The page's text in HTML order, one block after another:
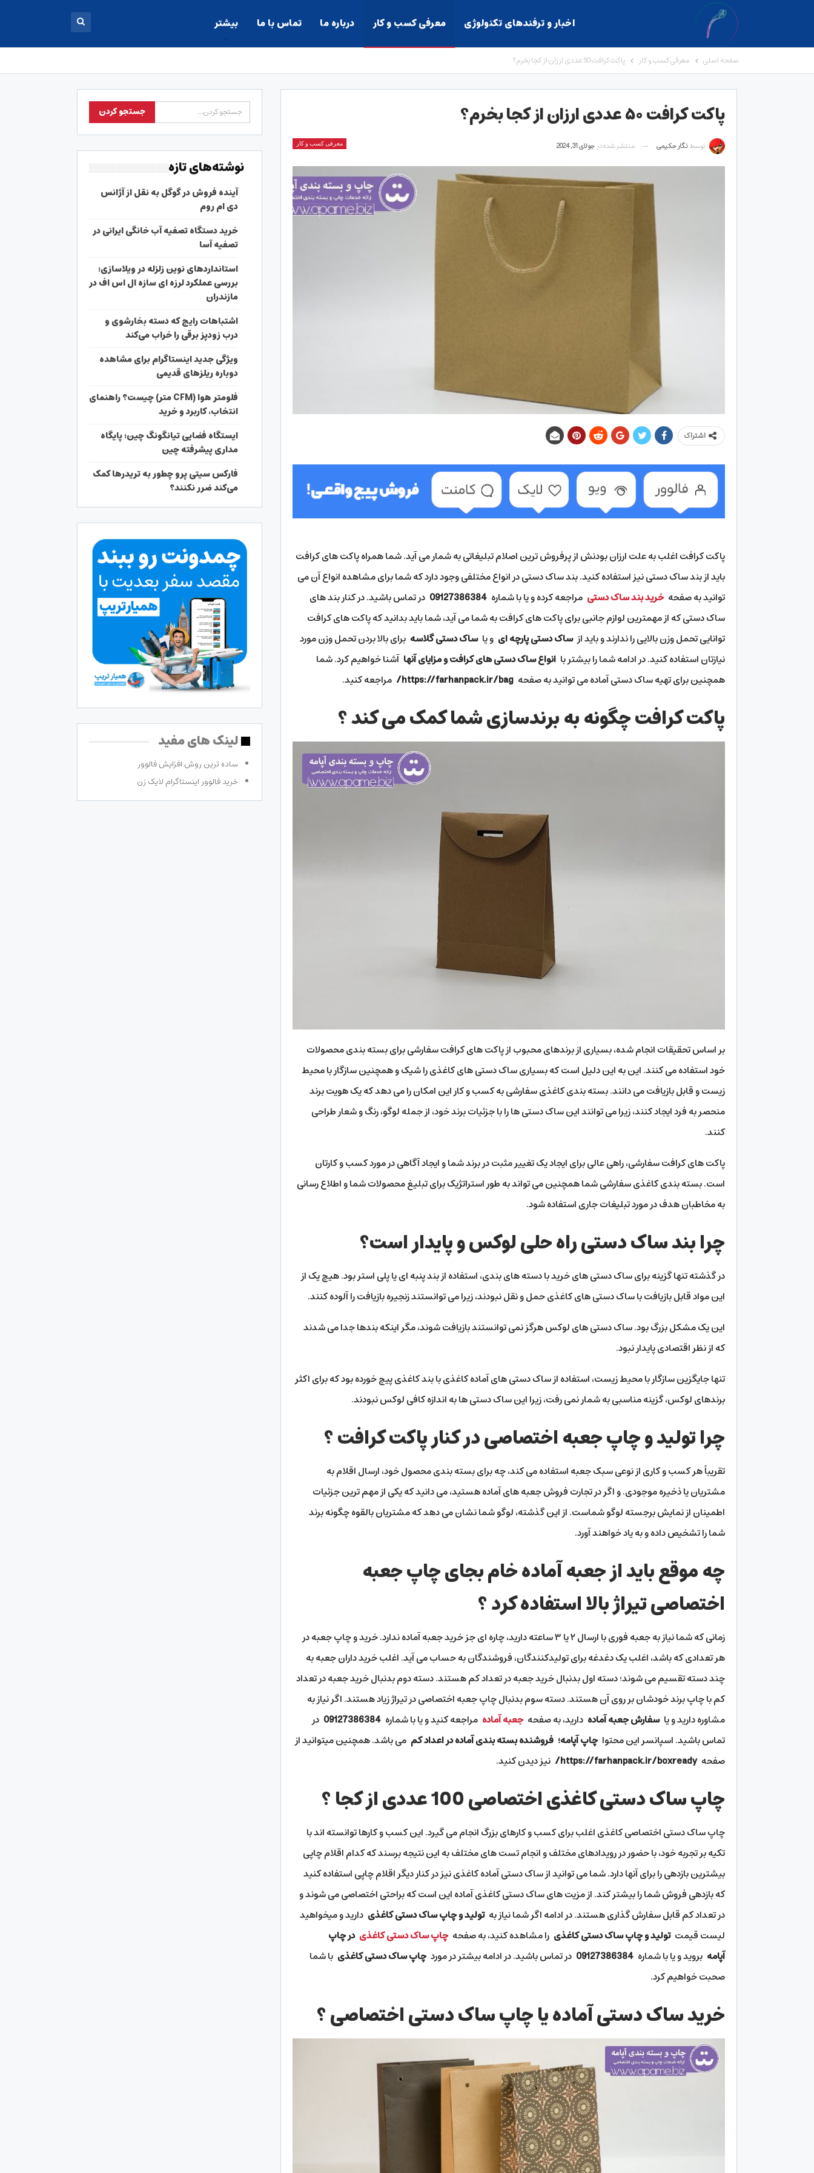
اخبار و ترفندهای تکنولوژی معرفی کسب و کار درباره ما تماس با ما بیشتر
صفحه اصلی معرفی کسب و کار پاکت کرافت 50 عددی ارزان از کجا بخرم؟
پاکت کرافت ۵۰ عددی ارزان از کجا بخرم؟
معرفی کسب و کار توسط نگار حکیمی منتشر شده در جولای 31, 2024
اشتراک
پاکت کرافت اغلب به علت ارزان بودنش از پرفروش ترین اصلام تبلیغاتی به شمار می آید. شما همراه پاکت های کرافت
باید از بند ساک دستی نیز استفاده کنید. بند ساک دستی در انواع مختلفی وجود دارد که شما برای مشاهده انواع آن می
توانید به صفحهخرید بند ساک دستی مراجعه کرده و یا با شماره 09127386384 در تماس باشید. در کنار بند های
ساک دستی که از مهمترین لوازم جانبی برای پاکت های کرافت به شما می آید، شما باید بدانید که پاکت های کرافت
توانایی تحمل وزن بالایی را ندارند و باید ازساک دستی پارچه ای و یاساک دستی گلاسه برای بالا بردن تحمل وزن مورد
نیازتان استفاده کنید. در ادامه شما را بیشتر با انواع ساک دستی های کرافت و مزایای آنها آشنا خواهیم کرد. شما
همچنین برای تهیه ساک دستی آماده می توانید به صفحه https://farhanpack.ir/bag/ مراجعه کنید.
پاکت کرافت چگونه به برندسازی شما کمک می کند ؟
بر اساس تحقیقات انجام شده، بسیاری از برندهای محبوب از پاکت های کرافت سفارشی برای بسته بندی محصولات
خود استفاده می کنند. این به این دلیل است که بسیاری ساک دستی های کاغذی را شیک و همچنین سازگار با محیط
زیست و قابل بازیافت می دانند. بسته بندی کاغذی سفارشی به کسب و کار این امکان را می دهد که یک هویت برند
منحصر به فرد ایجاد کنند، زیرا می توانند این ساک دستی ها را با جزئیات برند خود، از جمله لوگو، رنگ و شعار طراحی
کنند.
پاکت های کرافت سفارشی، راهی عالی برای ایجاد یک تغییر مثبت در برند شما و ایجاد آگاهی در مورد کسب و کارتان
است. بسته بندی کاغذی سفارشی شما همچنین می تواند به طور استراتژیک برای تبلیغ محصولات شما و اطلاع رسانی
به مخاطبان هدف در مورد تبلیغات جاری استفاده شود.
چرا بند ساک دستی راه حلی لوکس و پایدار است؟
در گذشته تنها گزینه برای ساک دستی ‌های خرید با دسته‌ های بندی، استفاده از بند پنبه ‌ای یا پلی استر بود. هیچ یک از
این مواد قابل بازیافت با ساک دستی ‌های کاغذی حمل ‌و نقل نبودند، زیرا می ‌توانستند زنجیره بازیافت را آلوده کنند.
این یک مشکل بزرگ بود. ساک دستی های لوکس هرگز نمی ‌توانستند بازیافت شوند، مگر اینکه بند‌ها جدا می‌ شدند
که از نظر اقتصادی پایدار نبود.
تنها جایگزین سازگار با محیط زیست، استفاده از ساک دستی ‌های آماده کاغذی با بند کاغذی پیچ خورده بود که برای اکثر
برندهای لوکس، گزینه مناسبی به شمار نمی ‌رفت، زیرا این ساک دستی ها به اندازه کافی لوکس نبودند.
چرا تولید و چاپ جعبه اختصاصی در کنار پاکت کرافت ؟
تقریباً هر کسب‌ و کاری از نوعی سبک جعبه استفاده می‌ کند، چه برای بسته ‌بندی محصول خود، ارسال اقلام به
مشتریان یا ذخیره موجودی. و اگر در تجارت فروش جعبه ‌های آماده هستید، می ‌دانید که یکی از مهم ‌ترین جزئیات
اطمینان از نمایش برجسته لوگو شماست. از این گذشته، لوگو شما نشان می ‌دهد که مشتریان بالقوه چگونه برند
شما را تشخیص داده و به یاد خواهند آورد.
چه موقع باید از جعبه آماده خام بجای چاپ جعبه
اختصاصی تیراژ بالا استفاده کرد ؟
زمانی که شما نیاز به جعبه فوری با ارسال ۲ یا ۳ ساعته دارید، چاره ای جز خرید جعبه آماده ندارد. خرید و چاپ جعبه در
هر تعدادی که باشد، اغلب یک دغدغه برای تولیدکنندگان، فروشندگان به حساب می آید. اغلب خرید داران جعبه به
چند دسته تقسیم می شوند؛ دسته اول بدنبال خرید جعبه در تعداد کم هستند. دسته دوم بدنبال خرید جعبه در تعداد
کم با چاپ برند خودشان بر روی آن هستند. دسته سوم بدنبال چاپ جعبه اختصاصی در تیراژ زیاد هستند. اگر نیاز به
مشاوره دارید و یاسفارش جعبه آماده دارید، به صفحهجعبه آماده مراجعه کنید و یا با شماره 09127386384 در
تماس باشید. اسپانسر این محتواچاپ آپامه؛ فروشنده بسته بندی آماده در اعداد کم می باشد. همچنین میتوانید از
صفحهhttps://farhanpack.ir/boxready/ نیز دیدن کنید.
چاپ ساک دستی کاغذی اختصاصی 100 عددی از کجا ؟
چاپ ساک دستی اختصاصی کاغذی اغلب برای کسب و کارهای بزرگ انجام می گیرد. این کسب و کارها توانسته اند با
تکیه بر تجربه خود، با حضور در رویدادهای مختلف و انجام تست های مختلف به این نتیجه برسند که کدام اقلام چاپی
بیشترین بازدهی را برای آنها دارد. شما می توانید از ساک دستی آماده کاغذی نیز در کنار دیگر اقلام چاپی استفاده کنید
که بازدهی فروش شما را بیشتر کند. از مزیت های ساک دستی کاغذی آماده این است که براحتی اختصاصی می شوند و
در تعداد کم قابل سفارش گذاری هستند. در ادامه اگر شما نیاز بهتولید و چاپ ساک دستی کاغذی دارید و میخواهید
لیست قیمتتولید و چاپ ساک دستی کاغذی را مشاهده کنید، به صفحهچاپ ساک دستی کاغذی در چاپ
آپامه بروید و یا با شماره 09127386384 در تماس باشید. در ادامه بیشتر در مورد چاپ ساک دستی کاغذی با شما
صحبت خواهیم کرد.
خرید ساک دستی آماده یا چاپ ساک دستی اختصاصی ؟
نوشته‌های تازه
آینده فروش در گوگل به نقل از آژانس
دی ام روم
خرید دستگاه تصفیه آب خانگی ایرانی در
تصفیه آسا
استانداردهای نوین زلزله در ویلاسازی؛
بررسی عملکرد لرزه ای سازه ال اس اف در
مازندران
اشتباهات رایج که دسته بخارشوی و
درب زودپز برقی را خراب می‌کند
ویژگی جدید اینستاگرام برای مشاهده
دوباره ریلزهای قدیمی
فلومتر هوا (CFM متر) چیست؟ راهنمای
انتخاب، کاربرد و خرید
ایستگاه فضایی تیانگونگ چین؛ پایگاه
مداری پیشرفته چین
فارکس سیتی پرو چطور به تریدرها کمک
می‌کند ضرر نکنند؟
لینک های مفید
ساده ترین روش افزایش فالوور
خرید فالوور اینستاگرام لایک زن